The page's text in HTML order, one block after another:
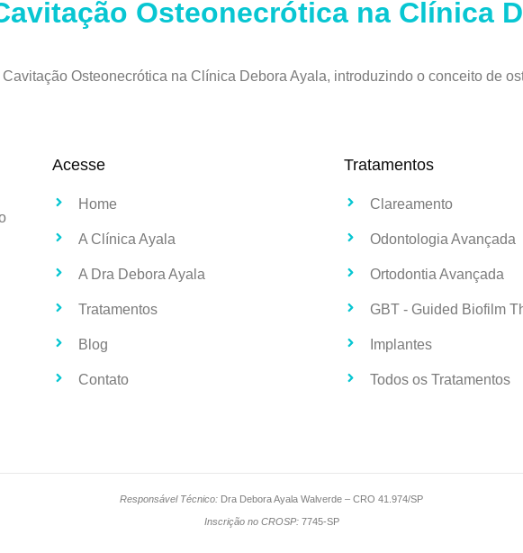
Osteonecrótica na Clínica
Osteonecrótica na Clínica Debora Ayala, introduzindo o conceito de
Acesse
Home
A Clínica Ayala
A Dra Debora Ayala
Tratamentos
Blog
Contato
Tratamentos
Clareamento
Odontologia Avançada
Ortodontia Avançada
GBT - Guided Biofilm
Implantes
Todos os Tratamentos
Responsável Técnico: Dra Debora Ayala Walverde – CRO 41.974/SP
Inscrição no CROSP:7745-SP